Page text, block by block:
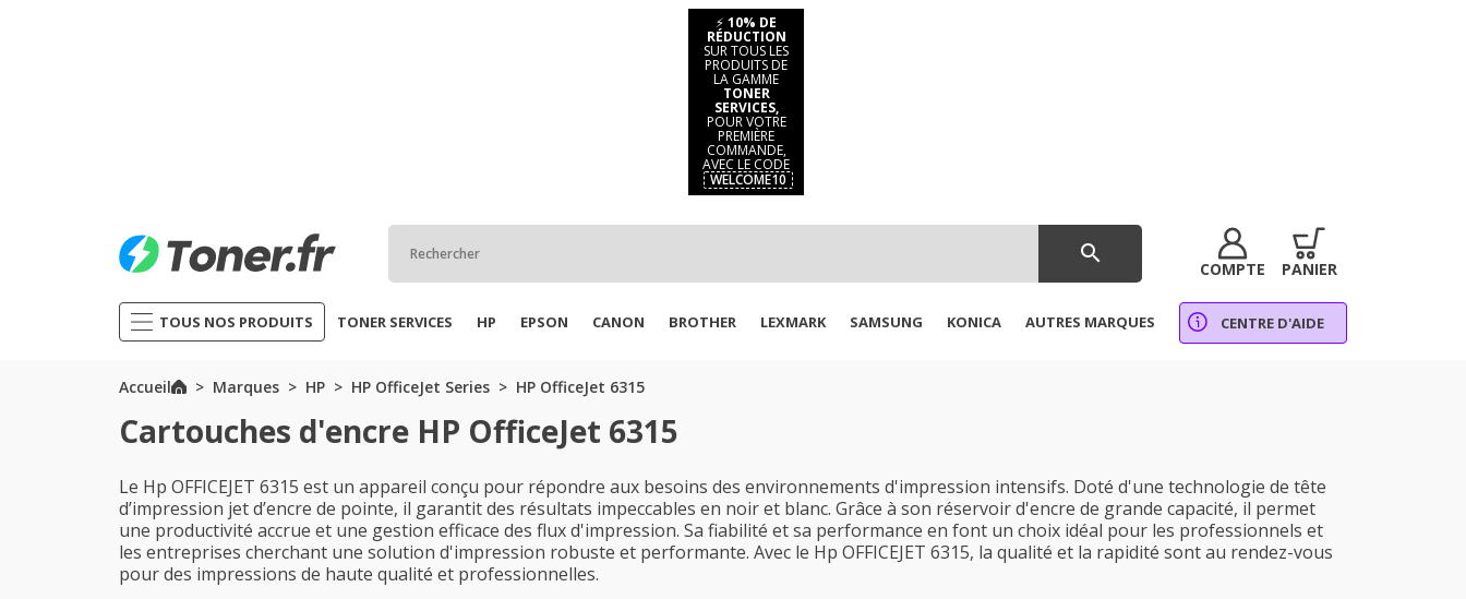
⚡ 10% DE
RÉDUCTION
SUR TOUS LES
PRODUITS DE
LA GAMME
TONER
SERVICES,
POUR VOTRE
PREMIÈRE
COMMANDE,
AVEC LE CODE
WELCOME10
search
COMPTE PANIER
TOUS NOS PRODUITS TONER SERVICES HP EPSON CANON BROTHER LEXMARK SAMSUNG KONICA AUTRES MARQUES CENTRE D'AIDE
Accueil Marques HP HP OfficeJet Series HP OfficeJet 6315
Cartouches d'encre HP OfficeJet 6315
Le Hp OFFICEJET 6315 est un appareil conçu pour répondre aux besoins des environnements d'impression intensifs. Doté d'une technologie de tête
d’impression jet d’encre de pointe, il garantit des résultats impeccables en noir et blanc. Grâce à son réservoir d'encre de grande capacité, il permet
une productivité accrue et une gestion efficace des flux d'impression. Sa fiabilité et sa performance en font un choix idéal pour les professionnels et
les entreprises cherchant une solution d'impression robuste et performante. Avec le Hp OFFICEJET 6315, la qualité et la rapidité sont au rendez-vous
pour des impressions de haute qualité et professionnelles.